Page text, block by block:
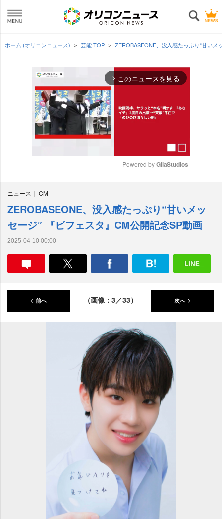
ホーム (オリコンニュース) 芸能 TOP ZEROBASEONE、没入感たっぷり“甘い
arrow_forward_ios このニュースを見る
e
Powered by GliaStudios
ニュース CM
ZEROBASEONE、没入感たっぷり“甘いメッ
セージ” 『ビフェスタ』CM公開記念SP動画
2025-04-10 00:00
前へ （画像：3／33） 次へ